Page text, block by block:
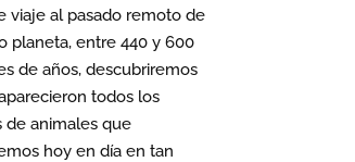
viaje al pasado remoto de
planeta, entre 440 y 600
de años, descubriremos
todos los
de animales que
hoy en día en tan